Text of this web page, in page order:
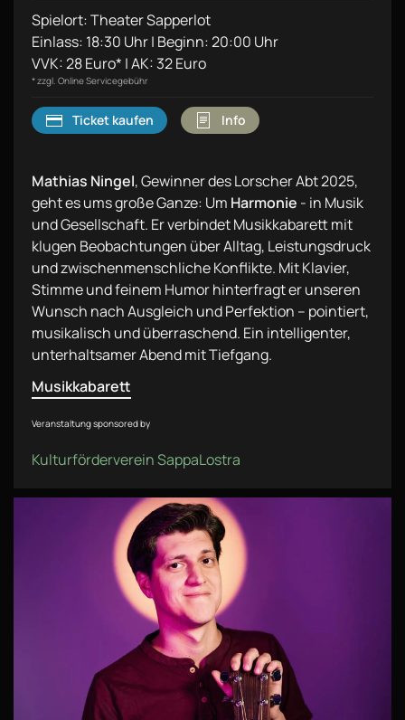
Spielort: Theater Sapperlot
Einlass: 18:30 Uhr | Beginn: 20:00 Uhr
VVK: 28 Euro* | AK: 32 Euro
* zzgl. Online Servicegebühr
Ticket kaufen Info
Mathias Ningel, Gewinner des Lorscher Abt 2025,
geht es ums große Ganze: Um Harmonie - in Musik
und Gesellschaft. Er verbindet Musikkabarett mit
klugen Beobachtungen über Alltag, Leistungsdruck
und zwischenmenschliche Konflikte. Mit Klavier,
Stimme und feinem Humor hinterfragt er unseren
Wunsch nach Ausgleich und Perfektion – pointiert,
musikalisch und überraschend. Ein intelligenter,
unterhaltsamer Abend mit Tiefgang.
Musikkabarett
Veranstaltung sponsored by
Kulturförderverein SappaLostra